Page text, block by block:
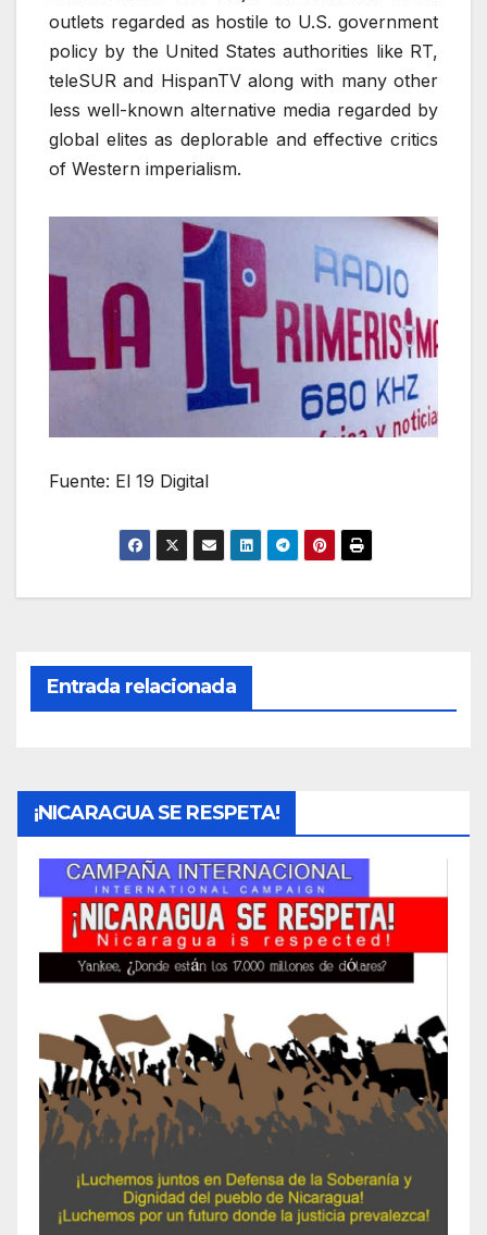
outlets regarded as hostile to U.S. government
policy by the United States authorities like RT,
teleSUR and HispanTV along with many other
less well-known alternative media regarded by
global elites as deplorable and effective critics
of Western imperialism.
Fuente: El 19 Digital
Entrada relacionada
¡NICARAGUA SE RESPETA!